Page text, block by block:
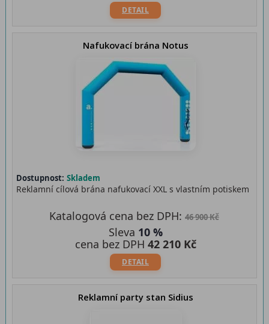
DETAIL
Nafukovací brána Notus
Dostupnost: Skladem
Reklamní cílová brána nafukovací XXL s vlastním potiskem
DETAIL
Katalogová cena bez DPH: 46 900 Kč
Sleva 10 %
cena bez DPH 42 210 Kč
Reklamní party stan Sidius